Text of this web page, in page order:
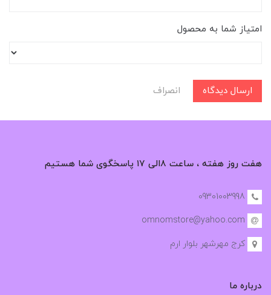
امتیاز شما به محصول
ارسال دیدگاه انصراف
هفت روز هفته ، ساعت ۸الی ۱۷ پاسخگوی شما هستیم
09301003998
omnomstore@yahoo.com
کرج مهرشهر بلوار ارم
درباره ما